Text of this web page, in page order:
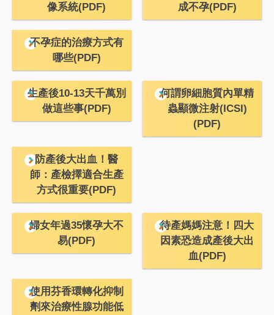
像系統(PDF)
成不孕(PDF)
不孕症的治療方式有
哪些(PDF)
生產後10-13天千萬別
做這些事(PDF)
何謂卵細胞質內單精
蟲顯微注射(ICSI)
(PDF)
防產後大出血！醫
師：產檢擇適合生產
方式很重要(PDF)
婦女年過35懷孕大不
易(PDF)
待產媽媽注意！四大
因素恐造成產後大出
血(PDF)
使用芬香環轉化抑制
劑來治療性腺功能低